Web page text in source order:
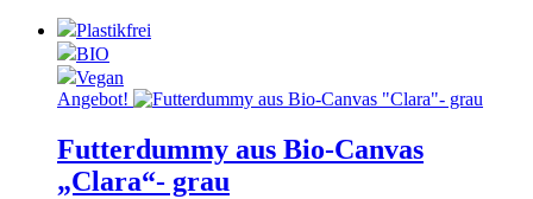
Plastikfrei
BIO
Vegan
Angebot!
Futterdummy aus Bio-Canvas
„Clara“- grau